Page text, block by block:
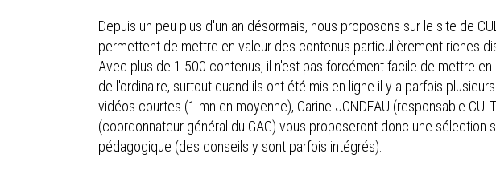
Depuis un peu plus d'un an désormais, nous proposons sur le site de
permettent de mettre en valeur des contenus particulièrement riches
Avec plus de 1 500 contenus, il n'est pas forcément facile de mettre
de l'ordinaire, surtout quand ils ont été mis en ligne il y a parfois
vidéos courtes (1 mn en moyenne), Carine JONDEAU (responsable
(coordonnateur général du GAG) vous proposeront donc une sélection
pédagogique (des conseils y sont parfois intégrés).